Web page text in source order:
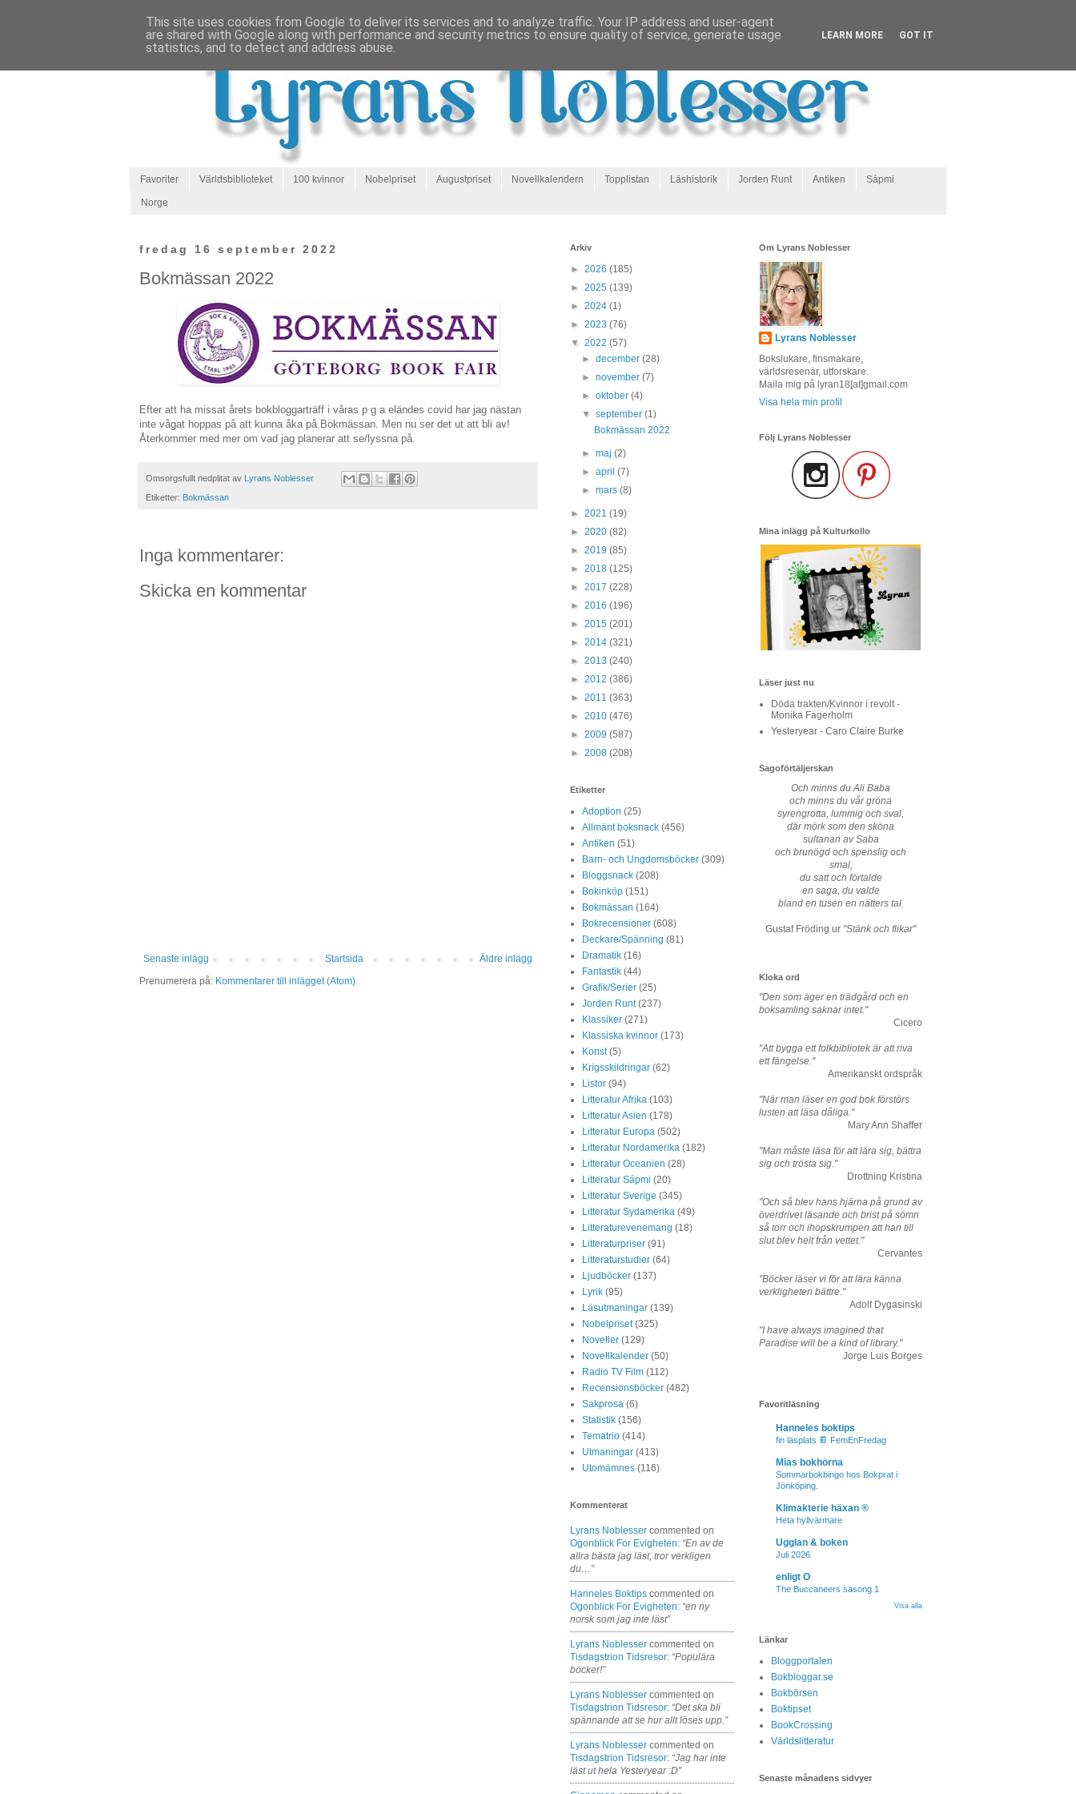
Favoriter Världsbiblioteket 100 kvinnor Nobelpriset Augustpriset Novellkalendern Topplistan Läshistorik Jorden Runt Antiken Sápmi
Norge
fredag 16 september 2022
Bokmässan 2022
Efter att ha missat årets bokbloggarträff i våras p g a eländes covid har jag nästan
inte vågat hoppas på att kunna åka på Bokmässan. Men nu ser det ut att bli av!
Återkommer med mer om vad jag planerar att se/lyssna på.
Omsorgsfullt nedplitat av Lyrans Noblesser
Etiketter: Bokmässan
Inga kommentarer:
Skicka en kommentar
Senaste inlägg Äldre inlägg
Startsida
Prenumerera på: Kommentarer till inlägget (Atom)
Arkiv
► 2026 (185)
► 2025 (139)
► 2024 (1)
► 2023 (76)
▼ 2022 (57)
►december(28)
►november(7)
►oktober(4)
▼september(1)
Bokmässan 2022
►maj(2)
►april(7)
►mars(8)
► 2021 (19)
► 2020 (82)
► 2019 (85)
► 2018 (125)
► 2017 (228)
► 2016 (196)
► 2015 (201)
► 2014 (321)
► 2013 (240)
► 2012 (386)
► 2011 (363)
► 2010 (476)
► 2009 (587)
► 2008 (208)
Etiketter
Adoption (25)
Allmänt boksnack (456)
Antiken (51)
Barn- och Ungdomsböcker (309)
Bloggsnack (208)
Bokinköp (151)
Bokmässan (164)
Bokrecensioner (608)
Deckare/Spänning (81)
Dramatik (16)
Fantastik (44)
Grafik/Serier (25)
Jorden Runt (237)
Klassiker (271)
Klassiska kvinnor (173)
Konst (5)
Krigsskildringar (62)
Listor (94)
Litteratur Afrika (103)
Litteratur Asien (178)
Litteratur Europa (502)
Litteratur Nordamerika (182)
Litteratur Oceanien (28)
Litteratur Sápmi (20)
Litteratur Sverige (345)
Litteratur Sydamerika (49)
Litteraturevenemang (18)
Litteraturpriser (91)
Litteraturstudier (64)
Ljudböcker (137)
Lyrik (95)
Läsutmaningar (139)
Nobelpriset (325)
Noveller (129)
Novellkalender (50)
Radio TV Film (112)
Recensionsböcker (482)
Sakprosa (6)
Statistik (156)
Tematrio (414)
Utmaningar (413)
Utomämnes (116)
Kommenterat
Lyrans Noblesser commented on
Ogonblick For Evigheten: “En av de
allra bästa jag läst, tror verkligen
du…”
Hanneles Boktips commented on
Ogonblick For Evigheten: “en ny
norsk som jag inte läst”
Lyrans Noblesser commented on
Tisdagstrion Tidsresor: “Populära
böcker!”
Lyrans Noblesser commented on
Tisdagstrion Tidsresor: “Det ska bli
spännande att se hur allt löses upp.”
Lyrans Noblesser commented on
Tisdagstrion Tidsresor: “Jag har inte
läst ut hela Yesteryear :D”
Om Lyrans Noblesser
Lyrans Noblesser
Bokslukare, finsmakare,
världsresenär, utforskare.
Maila mig på lyran18[at]gmail.com
Visa hela min profil
Följ Lyrans Noblesser
Mina inlägg på Kulturkollo
Läser just nu
Döda trakten/Kvinnor i revolt -
Monika Fagerholm
Yesteryear - Caro Claire Burke
Sagoförtäljerskan
Och minns du Ali Baba
och minns du vår gröna
syrengrotta, lummig och sval,
där mörk som den sköna
sultanan av Saba
och brunögd och spenslig och
smal,
du satt och förtalde
en saga, du valde
bland en tusen en nätters tal.
Gustaf Fröding ur "Stänk och flikar"
Kloka ord
"Den som äger en trädgård och en
boksamling saknar intet."
Cicero
"Att bygga ett folkbibliotek är att riva
ett fängelse."
Amerikanskt ordspråk
"När man läser en god bok förstörs
lusten att läsa dåliga."
Mary Ann Shaffer
"Man måste läsa för att lära sig, bättra
sig och trösta sig."
Drottning Kristina
"Och så blev hans hjärna på grund av
överdrivet läsande och brist på sömn
så torr och ihopskrumpen att han till
slut blev helt från vettet."
Cervantes
"Böcker läser vi för att lära känna
verkligheten bättre."
Adolf Dygasinski
"I have always imagined that
Paradise will be a kind of library."
Jorge Luis Borges
Favoritläsning
Hanneles boktips
fin läsplats 📔 FemEnFredag
Mias bokhörna
Sommarbokbingo hos Bokprat i
Jönköping.
Klimakterie häxan ®
Heta hyllvärmare
Ugglan & boken
Juli 2026
enligt O
The Buccaneers säsong 1
Visa alla
Länkar
Bloggportalen
Bokbloggar.se
Bokbörsen
Boktipset
BookCrossing
Världslitteratur
Senaste månadens sidvyer
This site uses cookies from Google to deliver its services and to analyze traffic. Your IP address and user-agent
are shared with Google along with performance and security metrics to ensure quality of service, generate usage
statistics, and to detect and address abuse.
LEARN MORE GOT IT